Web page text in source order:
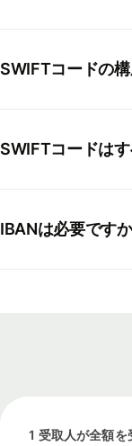
SWIFTコードの構
SWIFTコードは
IBANは必要です
1 受取人が全額